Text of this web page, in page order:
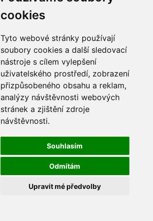
cookies
Tyto webové stránky používají
soubory cookies a další sledovací
nástroje s cílem vylepšení
uživatelského prostředí, zobrazení
přizpůsobeného obsahu a reklam,
analýzy návštěvnosti webových
stránek a zjištění zdroje
návštěvnosti.
Souhlasím
Odmítám
Upravit mé předvolby